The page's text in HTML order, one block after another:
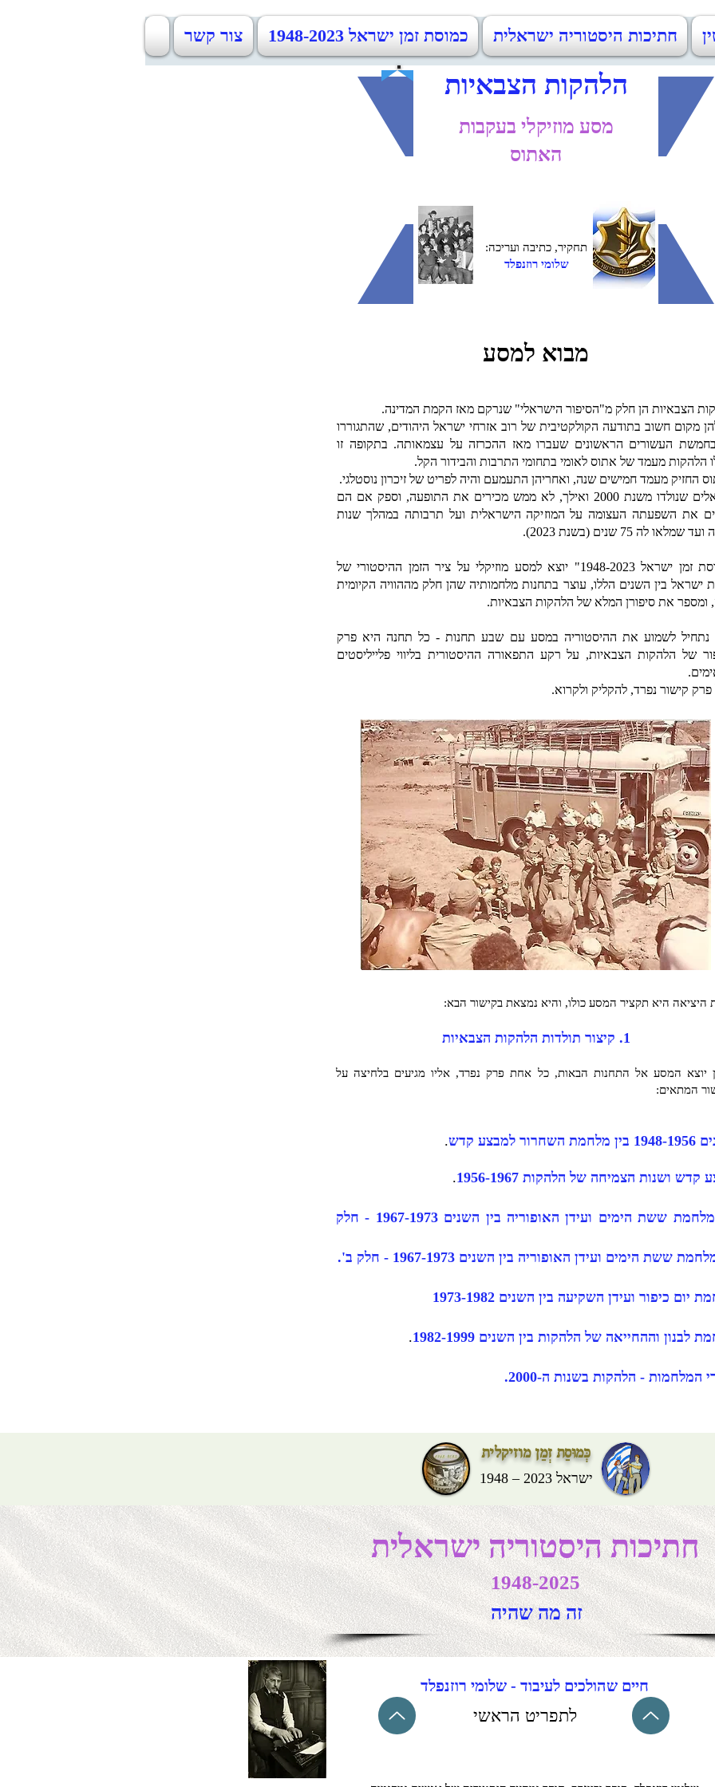
חתיכות היסטוריה ישראלית כמוסת זמן ישראל 1948-2023 צור קשר
הלהקות הצבאיות
מסע מוזיקלי בעקבות
האתוס
תחקיר, כתיבה ועריכה:
שלומי רוזנפלד
מבוא למסע
הצבאיות הן חלק מ"הסיפור הישראלי" שנרקם מאז הקמת המדינה.
מקום חשוב בתודעה הקולקטיבית של רוב אזרחי ישראל היהודים, שהתגוררו
העשורים הראשונים שעברו מאז ההכרזה על עצמאותה. בתקופה זו
הלהקות מעמד של אתוס לאומי בתחומי התרבות והבידור הקל.
החזיק מעמד חמישים שנה, ואחריהן התעמעם והיה לפריט של זיכרון נוסטלגי.
ישראלים שנולדו משנת 2000 ואילך, לא ממש מכירים את התופעה, וספק אם הם
את השפעתה העצומה על המוזיקה הישראלית ועל תרבותה במהלך שנות
שמלאו לה 75 שנים (בשנת 2023).
"כמוסת זמן ישראל 1948-2023" יוצא למסע מוזיקלי על ציר הזמן ההיסטורי של
ישראל בין השנים הללו, עוצר בתחנות מלחמותיה שהן חלק מההוויה הקיומית
ומספר את סיפורן המלא של הלהקות הצבאיות.
נתחיל לשמוע את ההיסטוריה במסע עם שבע תחנות - כל תחנה היא פרק
של הלהקות הצבאיות, על רקע התפאורה ההיסטורית בליווי פלייליסטים
פרק קישור נפרד, להקליק ולקרוא.
היציאה היא תקציר המסע כולו, והיא נמצאת בקישור הבא:
1. קיצור תולדות הלהקות הצבאיות
יוצא המסע אל התחנות הבאות, כל אחת פרק נפרד, אליו מגיעים בלחיצה על
המתאים:
למבצע קדש .
קדש ושנות הצמיחה של הלהקות 1956-1967 .
מלחמת ששת הימים ועידן האופוריה בין השנים 1967-1973 - חלק
ששת הימים ועידן האופוריה בין השנים 1967-1973 - חלק ב'.
יום כיפור ועידן השקיעה בין השנים 1973-1982
לבנון וההחייאה של הלהקות בין השנים 1982-1999 .
המלחמות - הלהקות בשנות ה-2000.
כְּמוּסַת זְמַן מוזיקלית
ישראל 2023 – 1948
חתיכות היסטוריה ישראלית
1948-2025
זה מה שהיה
חיים שהולכים לעיבוד - שלומי רוזנפלד
לתפריט הראשי